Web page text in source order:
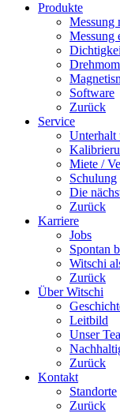
Produkte
Messung
Messung
Software
Zurück
Service
Unterhalt
Miete /
Schulung
Die
Zurück
Karriere
Jobs
Spontan
Witschi
Zurück
Über Witschi
Leitbild
Unser
Zurück
Kontakt
Standorte
Zurück